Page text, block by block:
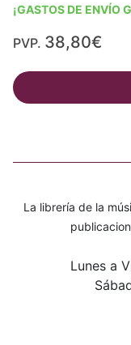
¡GASTOS DE ENVÍO
PVP. 38,80€
La librería de la
Lunes a